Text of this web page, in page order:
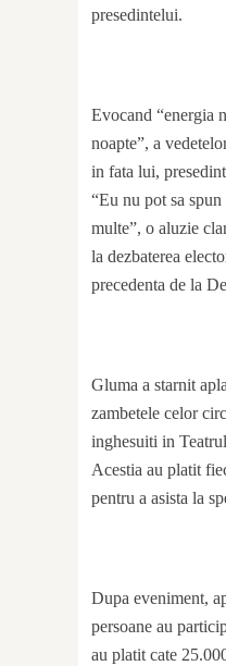
presedintelui.
Evocand “energia
noapte”, a
in fata lui,
“Eu nu pot sa
multe”, o aluzie
la dezbaterea
precedenta de la
Gluma a starnit
zambetele celor
inghesuiti in
Acestia au platit
pentru a asista la
Dupa eveniment,
persoane au
au platit cate